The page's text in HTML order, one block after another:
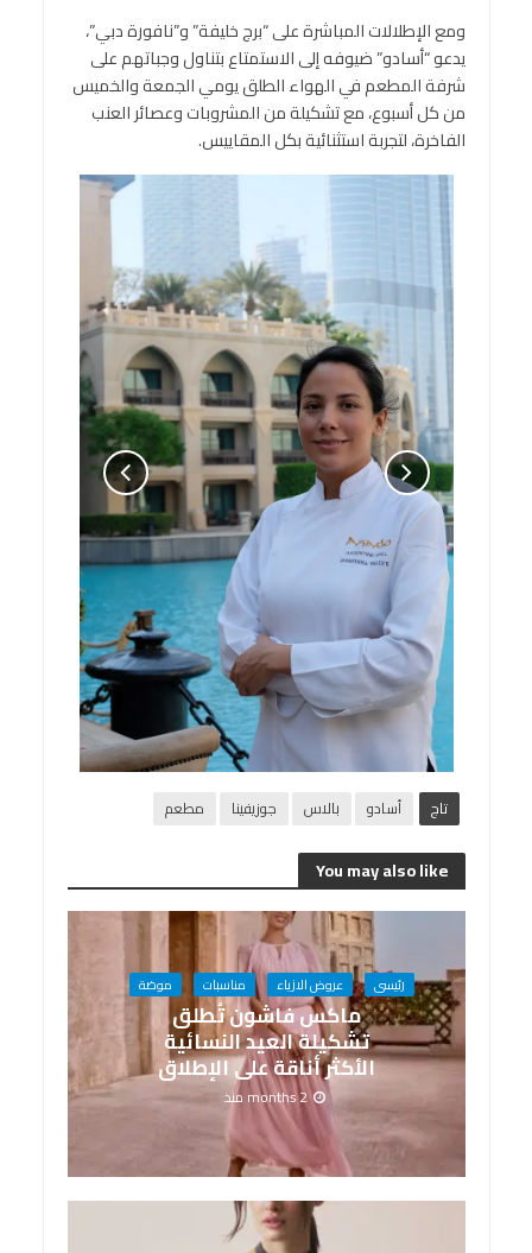
ومع الإطلالات المباشرة على “برج خليفة” و”نافورة دبي”،
يدعو “أسادو” ضيوفه إلى الاستمتاع بتناول وجباتهم على
شرفة المطعم في الهواء الطلق يومي الجمعة والخميس
من كل أسبوع، مع تشكيلة من المشروبات وعصائر العنب
الفاخرة، لتجربة استثنائية بكل المقاييس.
تاج أسادو بالاس جوزيفينا مطعم
You may also like
رئيسى عروض الازياء مناسبات موضة
ماكس فاشون تُطلق
تشكيلة العيد النسائية
الأكثر أناقة على الإطلاق
2 months منذ